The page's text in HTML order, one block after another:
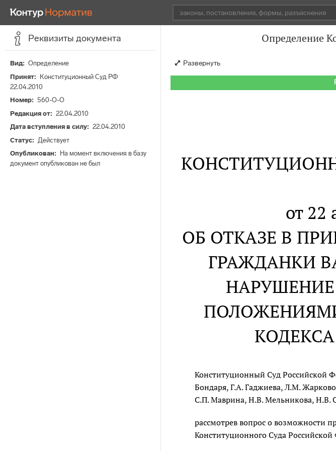
Реквизиты документа
Вид
Определение
Принят
Конституционный Суд РФ
22.04.2010
Номер
560-О-О
Редакция от
22.04.2010
Дата вступления в силу
22.04.2010
Статус
Действует
Опубликован
На момент включения в базу
документ опубликован не был
Определение
Развернуть
от 22
ОБ ОТКАЗЕ В
ГРАЖДАНКИ
Конституционный Суд Российской
Бондаря, Г.А. Гаджиева, Л.М.
С.П. Маврина, Н.В. Мельникова, Н.В.
рассмотрев вопрос о возможности
Конституционного Суда